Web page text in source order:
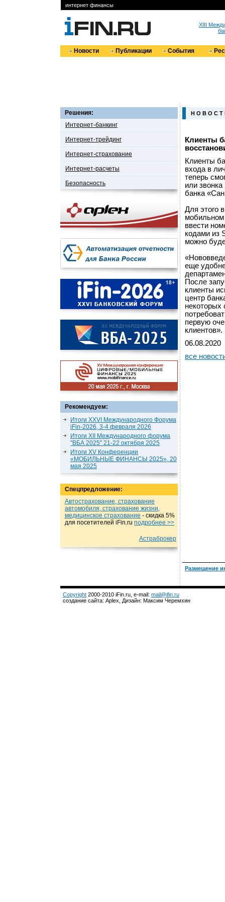
интернет финансы
XIII
Новости Публикации События
Решения:
Интернет-банкинг
Интернет-трейдинг
Интернет-страхование
Интернет-расчеты
Безопасность
Рекомендуем:
Итоги XXVI Международного Форума
iFin-2026, 3-4 февраля 2026
Итоги XII Международного форума
"ВБА 2025" 21-22 октября 2025
Итоги XV Конференции
«МОБИЛЬНЫЕ ФИНАНСЫ 2025», 20
мая 2025
Спецпредложение:
Автострахование, страхование
автомобиля, страхование жизни,
медицинское страхование - cкидка 5%
для посетителей iFin.ru подробнеe >>
Астраброкер
Н О В О С Т
Клиенты
Клиенты
входа в
теперь
или
банка
Для этого
мобильном
ввести
кодами из
можно
еще
После
клиенты
центр
некоторых
первую
клиентов».
06.08.2020
все
Размещение
Copyright 2000-2010 iFin.ru, e-mail: mail@ifin.ru
создание сайта: Aplex, Дизайн: Максим Черемхин